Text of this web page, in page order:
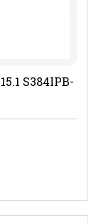
S384IPB-